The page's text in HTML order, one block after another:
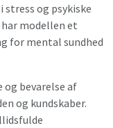
og psykiske
modellen et
for mental sundhed
og bevarelse af
og kundskaber.